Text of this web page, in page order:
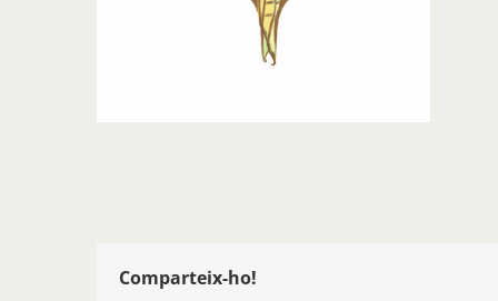
Comparteix-ho!